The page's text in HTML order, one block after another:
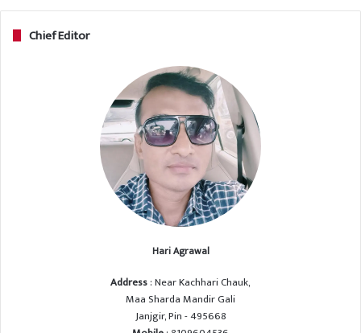
Chief Editor
Hari Agrawal
Address: Near Kachhari Chauk,
Maa Sharda Mandir Gali
Janjgir, Pin - 495668